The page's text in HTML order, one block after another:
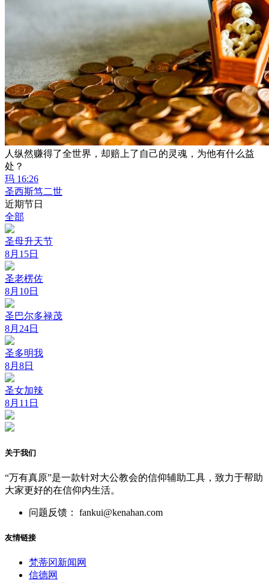
人纵然赚得了全世界，却赔上了自己的灵魂，为他有什么益
处？
玛 16:26
圣西斯笃二世
近期节日
全部
圣母升天节
8月15日
圣老楞佐
8月10日
圣巴尔多禄茂
8月24日
圣多明我
8月8日
圣女加辣
8月11日
关于我们
“万有真原”是一款针对大公教会的信仰辅助工具，致力于帮助
大家更好的在信仰内生活。
问题反馈： fankui@kenahan.com
友情链接
梵蒂冈新闻网
信德网